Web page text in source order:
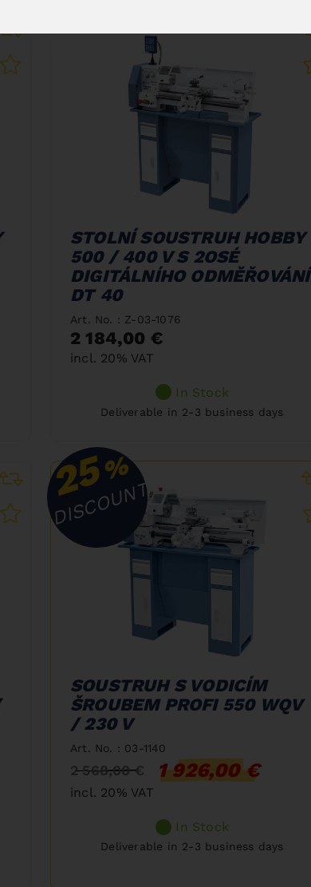
STOLNÍ SOUSTRUH HOBBY
500 / 400 V S 2OSÉ
DIGITÁLNÍHO ODMĚŘOVÁNÍ
DT 40
Art. No. : Z-03-1076
2 184,00 €
incl. 20% VAT
In Stock
Deliverable in 2-3 business days
25%
DISCOUNT
SOUSTRUH S VODICÍM
ŠROUBEM PROFI 550 WQV
/ 230 V
Art. No. : 03-1140
2 568,00 € 1 926,00 €
incl. 20% VAT
In Stock
Deliverable in 2-3 business days